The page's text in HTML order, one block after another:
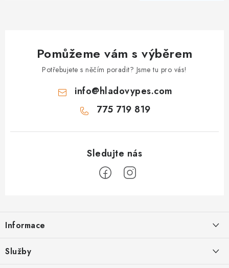
Pomůžeme vám s výběrem
Potřebujete s něčím poradit? Jsme tu pro vás!
info@hladovypes.com
775 719 819
p
a
Informace
Služby